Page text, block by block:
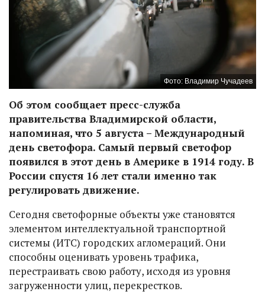
Фото: Владимир Чучадеев
Об этом сообщает пресс-служба
правительства Владимирской области,
напоминая, что 5 августа – Международный
день светофора. Самый первый светофор
появился в этот день в Америке в 1914 году. В
России спустя 16 лет стали именно так
регулировать движение.
Сегодня светофорные объекты уже становятся
элементом интеллектуальной транспортной
системы (ИТС) городских агломераций. Они
способны оценивать уровень трафика,
перестраивать свою работу, исходя из уровня
загруженности улиц, перекрестков.